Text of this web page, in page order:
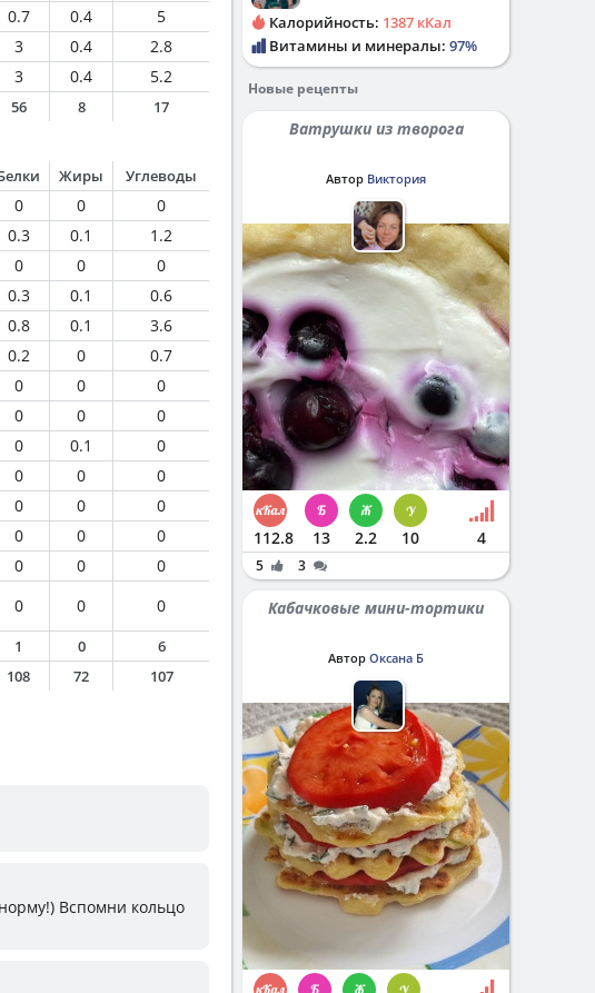
0.7 0.4
5
3 0.4
2.8
3 0.4
5.2
56 8 17
Жиры Углеводы
0 0
0
0.3 0.1
1.2
0 0
0
0.3 0.1
0.6
0.8 0.1
3.6
0.2 0
0.7
0 0
0
0 0
0
0 0.1
0
0 0
0
0 0
0
0 0
0
0 0
0
0 0
0
1 0 6
108 72 107
Вспомни кольцо
Калорийность: 1387 кКал
Витамины и минералы: 97%
Новые рецепты
Ватрушки из творога
Автор Виктория
112.8 13 2.2 10 4
5 3
Кабачковые мини-тортики
Автор Оксана Б